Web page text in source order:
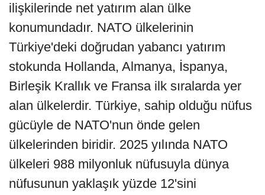
ilişkilerinde net yatırım alan ülke
konumundadır. NATO ülkelerinin
Türkiye'deki doğrudan yabancı yatırım
stokunda Hollanda, Almanya, İspanya,
Birleşik Krallık ve Fransa ilk sıralarda yer
alan ülkelerdir. Türkiye, sahip olduğu nüfus
gücüyle de NATO'nun önde gelen
ülkelerinden biridir. 2025 yılında NATO
ülkeleri 988 milyonluk nüfusuyla dünya
nüfusunun yaklaşık yüzde 12'sini